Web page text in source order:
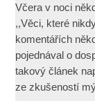
Včera v noci
,,Věci, které
komentářích
pojednával o
takový článek
ze zkušeností